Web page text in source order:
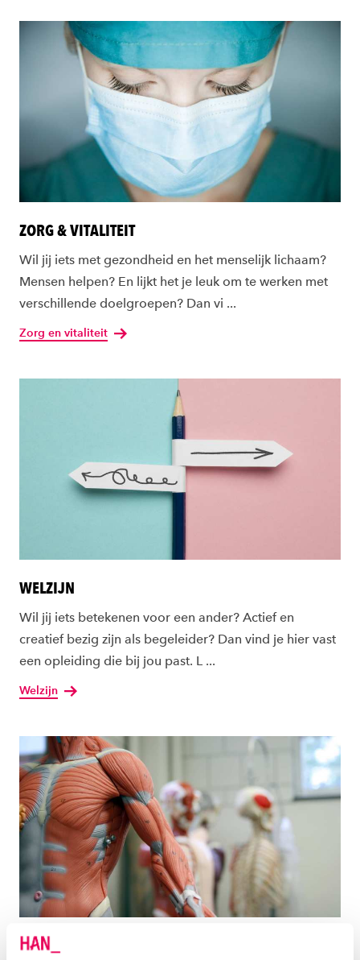
ZORG & VITALITEIT
Wil jij iets met gezondheid en het menselijk lichaam?
Mensen helpen? En lijkt het je leuk om te werken met
verschillende doelgroepen? Dan vi ...
Zorg en vitaliteit
WELZIJN
Wil jij iets betekenen voor een ander? Actief en
creatief bezig zijn als begeleider? Dan vind je hier vast
een opleiding die bij jou past. L ...
Welzijn
SPORT & BEWEGEN